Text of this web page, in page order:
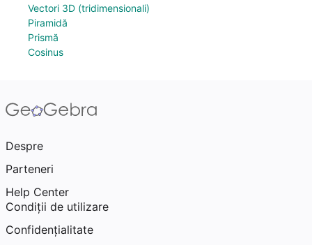
Vectori 3D (tridimensionali)
Piramidă
Prismă
Cosinus
Despre
Parteneri
Help Center
Condiţii de utilizare
Confidențialitate